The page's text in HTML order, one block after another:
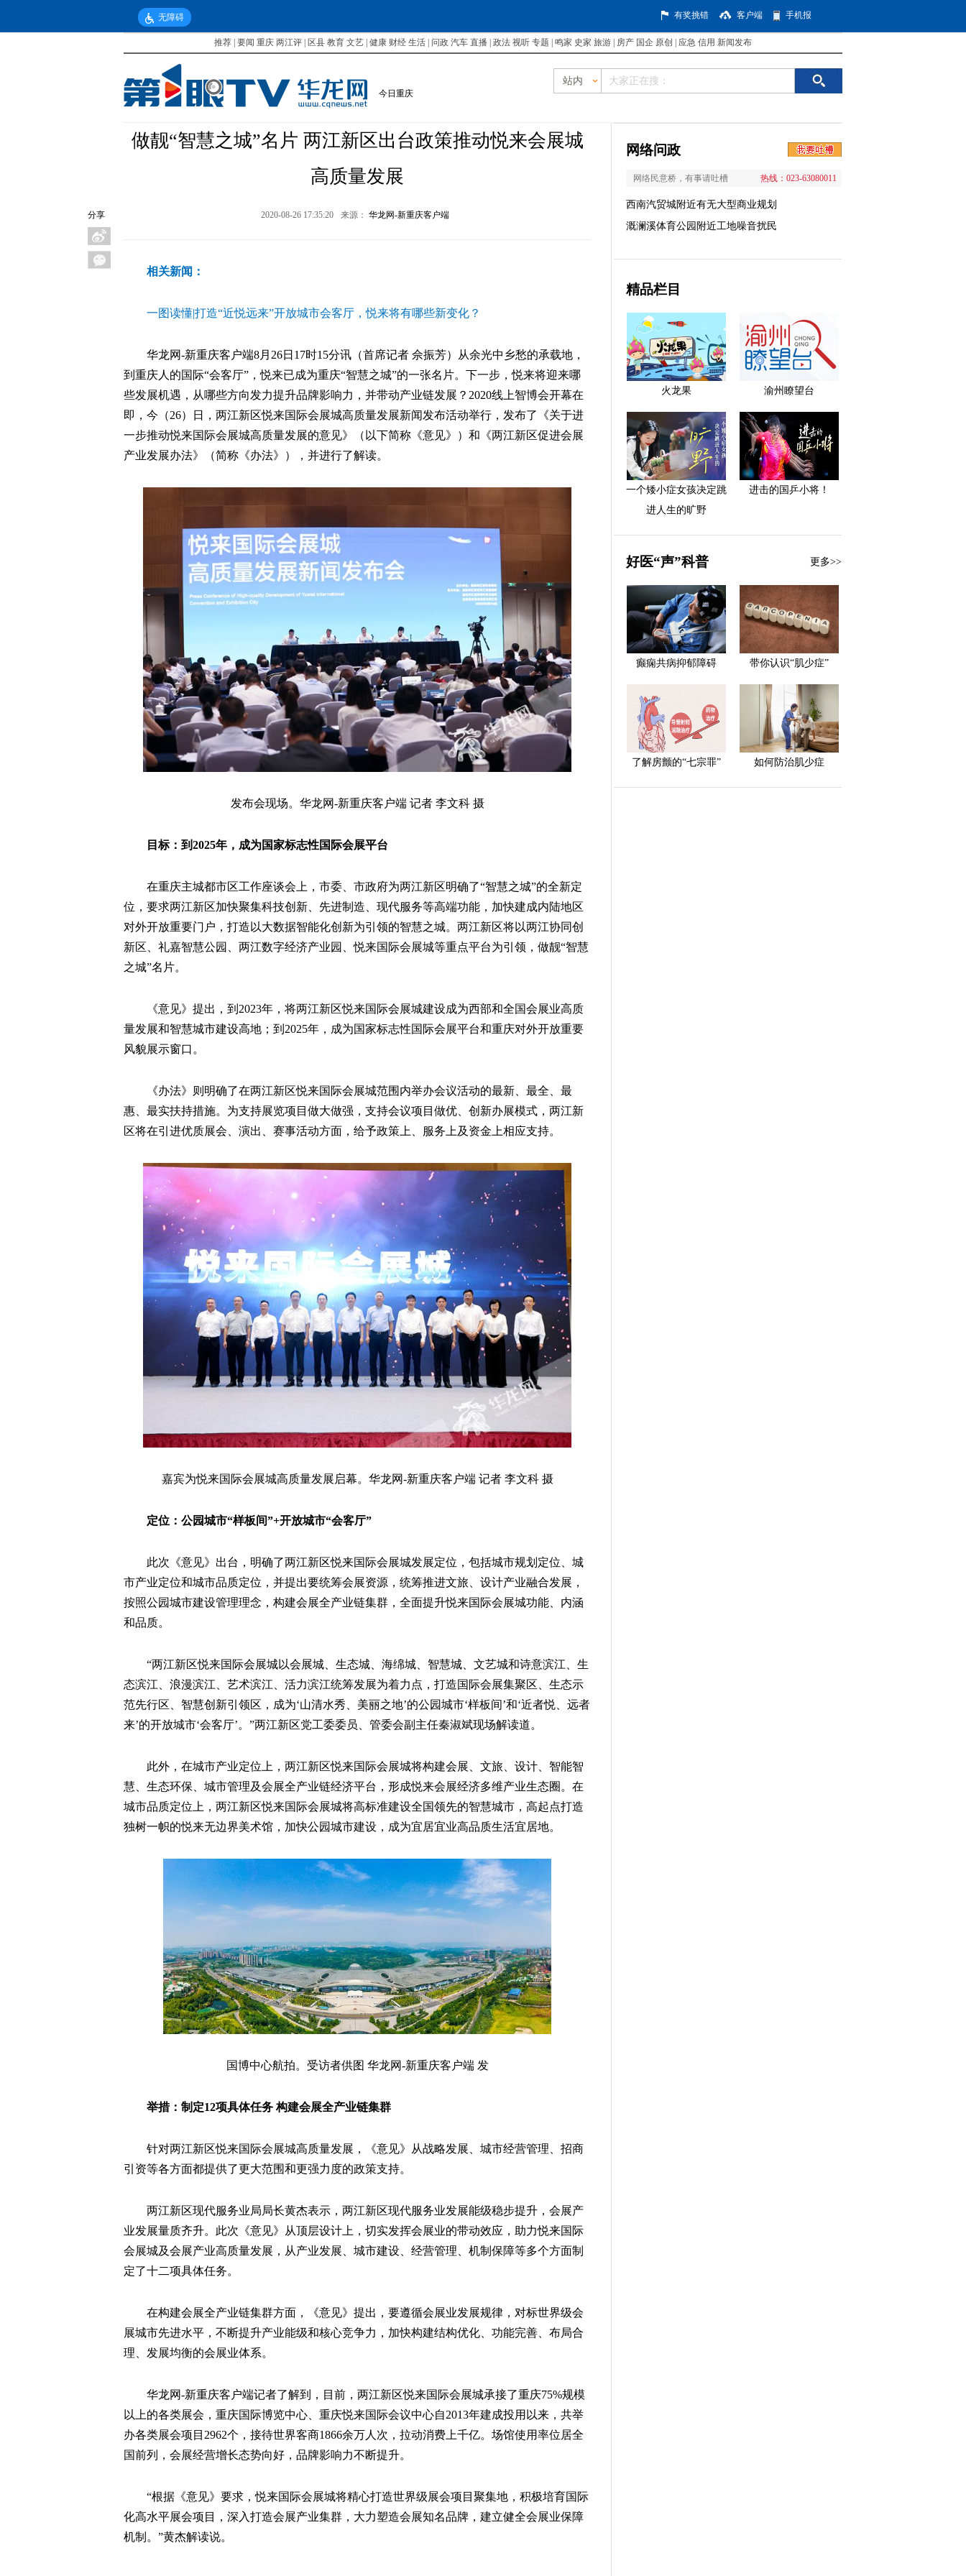
无障碍 有奖挑错 客户端 手机报
推荐 要闻 重庆 两江评 区县 教育 文艺 健康 财经 生活 问政 汽车 直播 政法 视听 专题 鸣家 史家 旅游 房产 国企 原创 应急 信用 新闻发布
今日重庆
站内
分享
做靓“智慧之城”名片 两江新区出台政策推动悦来会展城
高质量发展
2020-08-26 17:35:20 来源： 华龙网-新重庆客户端
相关新闻：
一图读懂|打造“近悦远来”开放城市会客厅，悦来将有哪些新变化？
华龙网-新重庆客户端8月26日17时15分讯（首席记者 佘振芳）从余光中乡愁的承载地，
到重庆人的国际“会客厅”，悦来已成为重庆“智慧之城”的一张名片。下一步，悦来将迎来哪
些发展机遇，从哪些方向发力提升品牌影响力，并带动产业链发展？2020线上智博会开幕在
即，今（26）日，两江新区悦来国际会展城高质量发展新闻发布活动举行，发布了《关于进
一步推动悦来国际会展城高质量发展的意见》（以下简称《意见》）和《两江新区促进会展
产业发展办法》（简称《办法》），并进行了解读。
发布会现场。华龙网-新重庆客户端 记者 李文科 摄
目标：到2025年，成为国家标志性国际会展平台
在重庆主城都市区工作座谈会上，市委、市政府为两江新区明确了“智慧之城”的全新定
位，要求两江新区加快聚集科技创新、先进制造、现代服务等高端功能，加快建成内陆地区
对外开放重要门户，打造以大数据智能化创新为引领的智慧之城。两江新区将以两江协同创
新区、礼嘉智慧公园、两江数字经济产业园、悦来国际会展城等重点平台为引领，做靓“智慧
之城”名片。
《意见》提出，到2023年，将两江新区悦来国际会展城建设成为西部和全国会展业高质
量发展和智慧城市建设高地；到2025年，成为国家标志性国际会展平台和重庆对外开放重要
风貌展示窗口。
《办法》则明确了在两江新区悦来国际会展城范围内举办会议活动的最新、最全、最
惠、最实扶持措施。为支持展览项目做大做强，支持会议项目做优、创新办展模式，两江新
区将在引进优质展会、演出、赛事活动方面，给予政策上、服务上及资金上相应支持。
嘉宾为悦来国际会展城高质量发展启幕。华龙网-新重庆客户端 记者 李文科 摄
定位：公园城市“样板间”+开放城市“会客厅”
此次《意见》出台，明确了两江新区悦来国际会展城发展定位，包括城市规划定位、城
市产业定位和城市品质定位，并提出要统筹会展资源，统筹推进文旅、设计产业融合发展，
按照公园城市建设管理理念，构建会展全产业链集群，全面提升悦来国际会展城功能、内涵
和品质。
“两江新区悦来国际会展城以会展城、生态城、海绵城、智慧城、文艺城和诗意滨江、生
态滨江、浪漫滨江、艺术滨江、活力滨江统筹发展为着力点，打造国际会展集聚区、生态示
范先行区、智慧创新引领区，成为‘山清水秀、美丽之地’的公园城市‘样板间’和‘近者悦、远者
来’的开放城市‘会客厅’。”两江新区党工委委员、管委会副主任秦淑斌现场解读道。
此外，在城市产业定位上，两江新区悦来国际会展城将构建会展、文旅、设计、智能智
慧、生态环保、城市管理及会展全产业链经济平台，形成悦来会展经济多维产业生态圈。在
城市品质定位上，两江新区悦来国际会展城将高标准建设全国领先的智慧城市，高起点打造
独树一帜的悦来无边界美术馆，加快公园城市建设，成为宜居宜业高品质生活宜居地。
国博中心航拍。受访者供图 华龙网-新重庆客户端 发
举措：制定12项具体任务 构建会展全产业链集群
针对两江新区悦来国际会展城高质量发展，《意见》从战略发展、城市经营管理、招商
引资等各方面都提供了更大范围和更强力度的政策支持。
两江新区现代服务业局局长黄杰表示，两江新区现代服务业发展能级稳步提升，会展产
业发展量质齐升。此次《意见》从顶层设计上，切实发挥会展业的带动效应，助力悦来国际
会展城及会展产业高质量发展，从产业发展、城市建设、经营管理、机制保障等多个方面制
定了十二项具体任务。
在构建会展全产业链集群方面，《意见》提出，要遵循会展业发展规律，对标世界级会
展城市先进水平，不断提升产业能级和核心竞争力，加快构建结构优化、功能完善、布局合
理、发展均衡的会展业体系。
华龙网-新重庆客户端记者了解到，目前，两江新区悦来国际会展城承接了重庆75%规模
以上的各类展会，重庆国际博览中心、重庆悦来国际会议中心自2013年建成投用以来，共举
办各类展会项目2962个，接待世界客商1866余万人次，拉动消费上千亿。场馆使用率位居全
国前列，会展经营增长态势向好，品牌影响力不断提升。
“根据《意见》要求，悦来国际会展城将精心打造世界级展会项目聚集地，积极培育国际
化高水平展会项目，深入打造会展产业集群，大力塑造会展知名品牌，建立健全会展业保障
机制。”黄杰解读说。
网络问政
网络民意桥，有事请吐槽 热线：023-63080011
西南汽贸城附近有无大型商业规划
溉澜溪体育公园附近工地噪音扰民
精品栏目
火龙果 渝州瞭望台
一个矮小症女孩决定跳
进人生的旷野
进击的国乒小将！
好医“声”科普 更多>>
癫痫共病抑郁障碍 带你认识“肌少症”
了解房颤的“七宗罪” 如何防治肌少症